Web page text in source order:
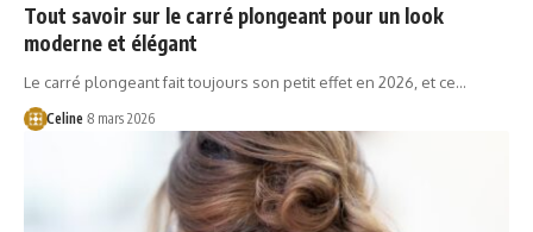
Tout savoir sur le carré plongeant pour un look
moderne et élégant
Le carré plongeant fait toujours son petit effet en 2026, et ce…
Celine 8 mars 2026